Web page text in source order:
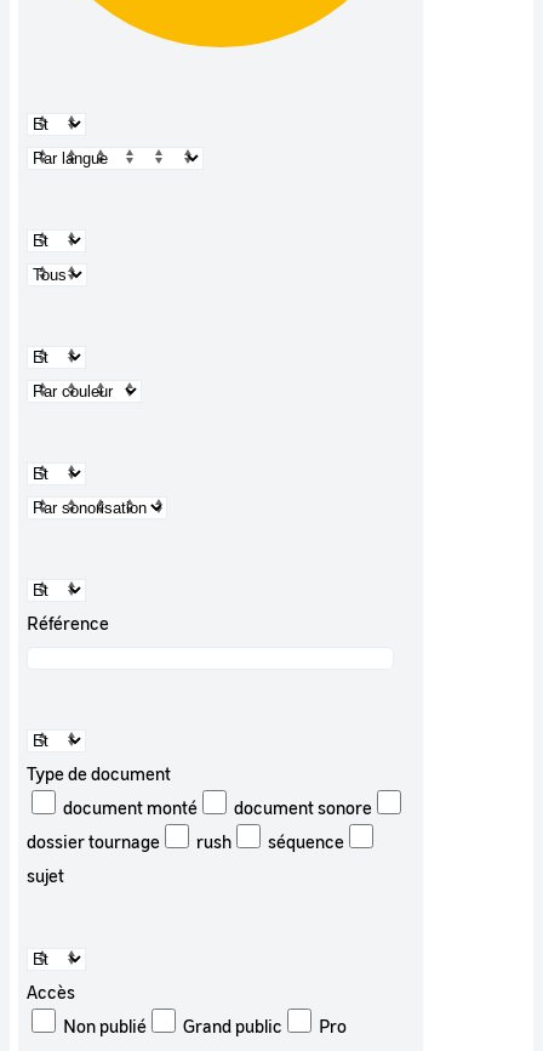
Référence
Type de document
document monté
document sonore
dossier tournage
rush
séquence
sujet
Accès
Non publié
Grand public Pro